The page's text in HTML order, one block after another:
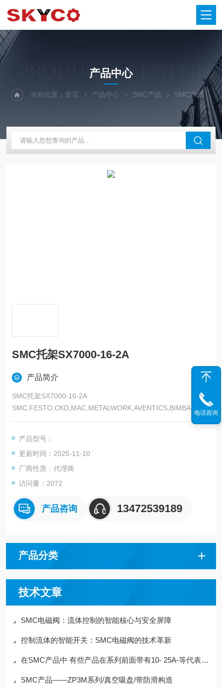
PRODUCTS CENTER
产品中心
当前位置：首页 产品中心 SMC产品 SMC产品
SMC托架SX7000-16-2A
产品简介
SMC托架SX7000-16-2A
SMC,FESTO,CKD,MAC,METALWORK,AVENTICS,BIMBA,CHE
LIC,KOGANEI,以上是我们主营产品，气动类的都可以发来询价
产品型号：
更新时间：2025-11-10
厂商性质：代理商
访问量：2072
产品咨询 13472539189
产品分类
技术文章
SMC电磁阀：流体控制的智能核心与安全屏障
控制流体的智能开关：SMC电磁阀的技术革新
在SMC产品中 有些产品在系列前面带有10- 25A-等代表含义
SMC产品——ZP3M系列/真空吸盘/带防滑构造
电话咨询